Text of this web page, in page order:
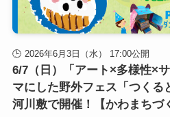
2026年6月3日（水） 17:00公開
6/7（日）「アート×多様性×
マにした野外フェス「つくる
河川敷で開催！【かわまちづ